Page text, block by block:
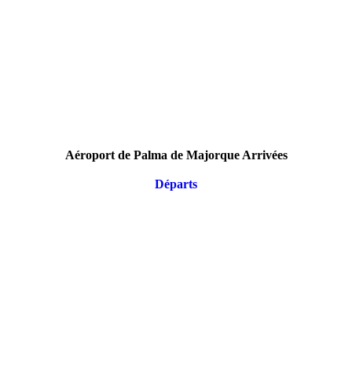
Aéroport de Palma de Majorque Arrivées
Départs